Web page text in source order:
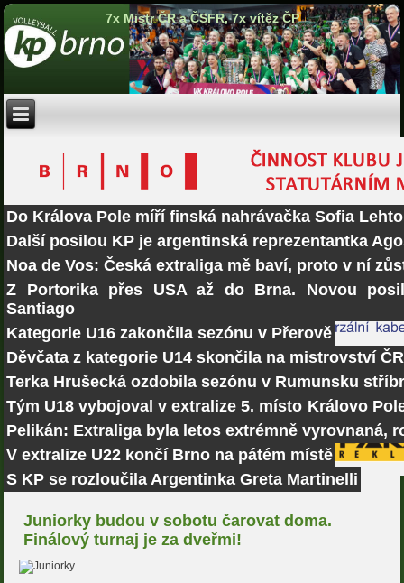
7x Mistr ČR a ČSFR, 7x vítěz ČP
Do Králova Pole míří finská nahrávačka Sofia Lehto
Další posilou KP je argentinská reprezentantka
Noa de Vos: Česká extraliga mě baví, proto v ní
Z Portorika přes USA až do Brna. Novou
Santiago
Kategorie U16 zakončila sezónu v Přerově
Děvčata z kategorie U14 skončila na mistrovství
Terka Hrušecká ozdobila sezónu v Rumunsku
Tým U18 vybojoval v extralize 5. místo Královo
Pelikán: Extraliga byla letos extrémně vyrovnaná,
V extralize U22 končí Brno na pátém místě
S KP se rozloučila Argentinka Greta Martinelli
Juniorky budou v sobotu čarovat doma.
Finálový turnaj je za dveřmi!